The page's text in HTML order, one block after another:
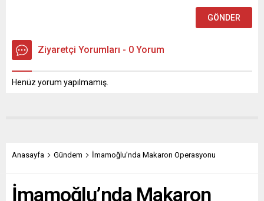
Ziyaretçi Yorumları - 0 Yorum
Henüz yorum yapılmamış.
Anasayfa Gündem İmamoğlu’nda Makaron Operasyonu
İmamoğlu’nda Makaron